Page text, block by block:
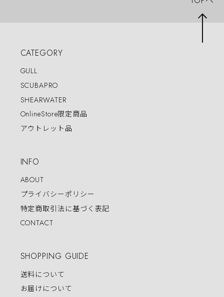
CATEGORY
GULL
SCUBAPRO
SHEARWATER
OnlineStore限定商品
アウトレット品
INFO
ABOUT
プライバシーポリシー
特定商取引法に基づく表記
CONTACT
SHOPPING GUIDE
送料について
お届けについて